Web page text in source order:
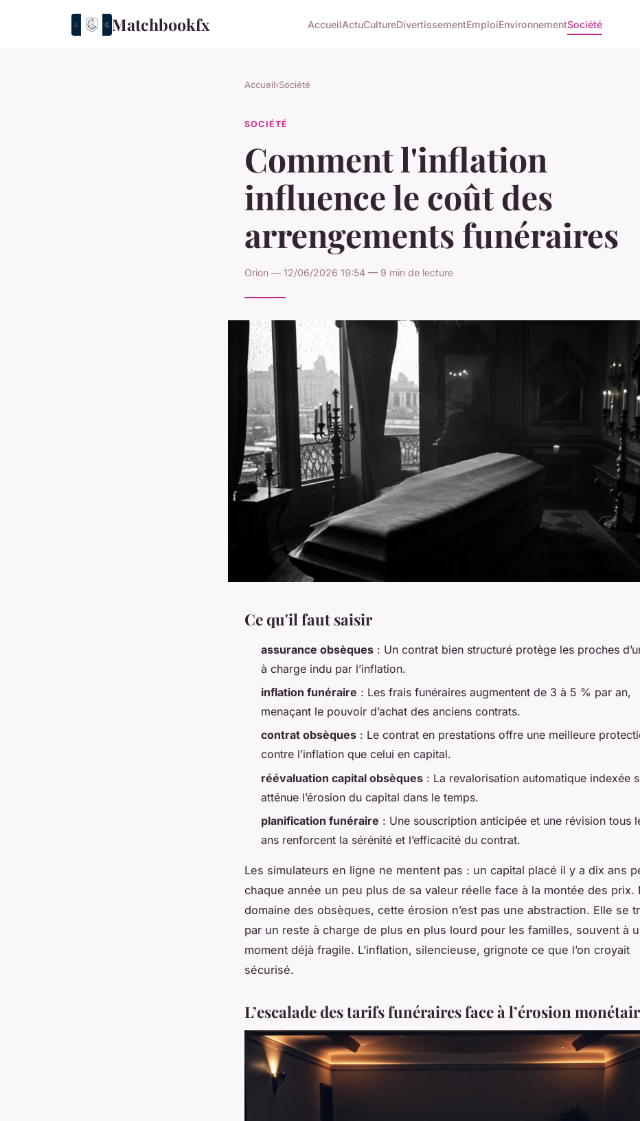
Matchbookfx AccueilActuCultureDivertissementEmploiEnvironnementSociété
Accueil›Société
SOCIÉTÉ
Comment l'inflation
influence le coût des
arrengements funéraires
Orion — 12/06/2026 19:54 — 9 min de lecture
Ce qu'il faut saisir
assurance obsèques : Un contrat bien structuré protège les proches
à charge indu par l’inflation.
inflation funéraire : Les frais funéraires augmentent de 3 à 5 % par an,
menaçant le pouvoir d’achat des anciens contrats.
contrat obsèques : Le contrat en prestations offre une meilleure
contre l’inflation que celui en capital.
réévaluation capital obsèques : La revalorisation automatique indexée
atténue l’érosion du capital dans le temps.
planification funéraire : Une souscription anticipée et une révision tous
ans renforcent la sérénité et l’efficacité du contrat.
Les simulateurs en ligne ne mentent pas : un capital placé il y a dix ans
chaque année un peu plus de sa valeur réelle face à la montée des prix.
domaine des obsèques, cette érosion n’est pas une abstraction. Elle se
par un reste à charge de plus en plus lourd pour les familles, souvent à
moment déjà fragile. L’inflation, silencieuse, grignote ce que l’on croyait
sécurisé.
L’escalade des tarifs funéraires face à l’érosion